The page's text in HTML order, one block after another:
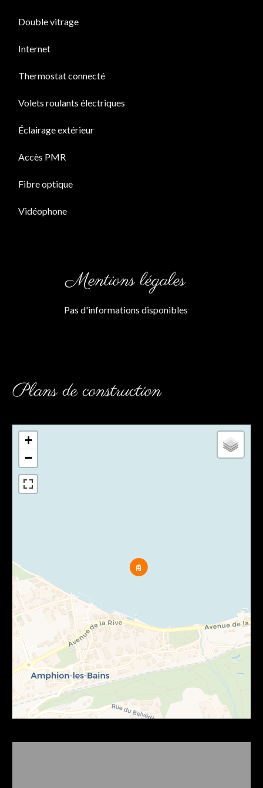
Double vitrage
Internet
Thermostat connecté
Volets roulants électriques
Éclairage extérieur
Accès PMR
Fibre optique
Vidéophone
Mentions légales
Pas d'informations disponibles
Plans de construction
+
−